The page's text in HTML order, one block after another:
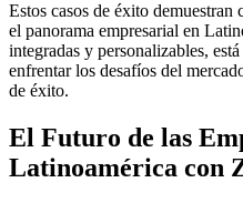
Estos casos de éxito
el panorama empresarial en
integradas y personalizables,
enfrentar los desafíos del
de éxito.
El Futuro de las
Latinoamérica con